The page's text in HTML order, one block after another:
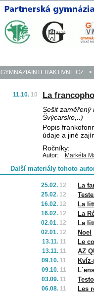
GYMNAZIAINTERAKTIVNE.CZ >
11.10. 10 La
Sešit zaměřený
Švýcarsko,..)
Popis
údaje a jiné
Ročníky:
Autor: Markéta
Další materiály tohoto
25.02. 12 La
25.02. 12
16.02. 12 La
16.02. 12 La
02.01. 12 La
02.01. 12 Noel
13.11. 11 Le
13.11. 11 AZ
09.10. 11
09.10. 11
03.09. 11
06.08. 11 Les